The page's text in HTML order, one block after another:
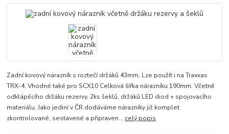
Zadní kovový nárazník s roztečí držáků 43mm. Lze použít i na Traxxas
TRX-4. Vhodné také pro SCX10 Celková šířka nárazníku 190mm. Včetně
odklápěcího držáku rezervy, 2ks šeklů, držáků LED diod + spojovacího
materiálu. Jako jediní v ČR dodáváme nárazníky již komplet
zkontrolované, sestavené a připraven... celý popis